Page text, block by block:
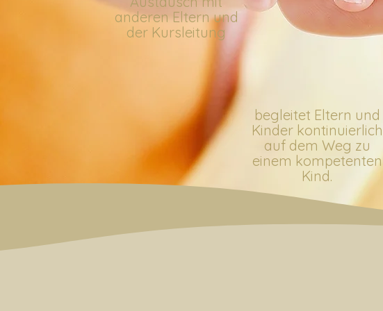
anderen Eltern und
der Kursleitung
begleitet Eltern und
Kinder kontinuierlich
auf dem Weg zu
einem kompetenten
Kind.